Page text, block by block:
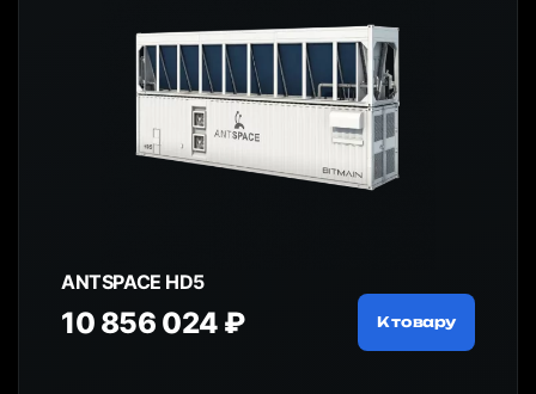
ANTSPACE HD5
10 856 024 ₽ К товару